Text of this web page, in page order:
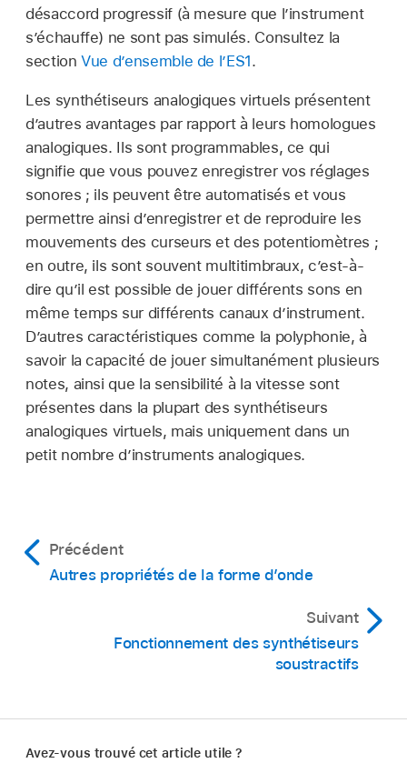
désaccord progressif (à mesure que l’instrument
s’échauffe) ne sont pas simulés. Consultez la
sectionVue d’ensemble de l’ES1.
Les synthétiseurs analogiques virtuels présentent
d’autres avantages par rapport à leurs homologues
analogiques. Ils sont programmables, ce qui
signifie que vous pouvez enregistrer vos réglages
sonores ; ils peuvent être automatisés et vous
permettre ainsi d’enregistrer et de reproduire les
mouvements des curseurs et des potentiomètres ;
en outre, ils sont souvent multitimbraux, c’est-à-
dire qu’il est possible de jouer différents sons en
même temps sur différents canaux d’instrument.
D’autres caractéristiques comme la polyphonie, à
savoir la capacité de jouer simultanément plusieurs
notes, ainsi que la sensibilité à la vitesse sont
présentes dans la plupart des synthétiseurs
analogiques virtuels, mais uniquement dans un
petit nombre d’instruments analogiques.
Précédent
Autres propriétés de la forme d’onde
Suivant
Fonctionnement des synthétiseurs
soustractifs
Avez-vous trouvé cet article utile ?